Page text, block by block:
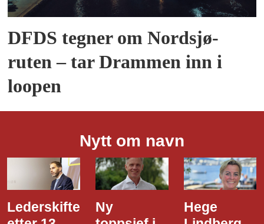
DFDS tegner om Nordsjø-
ruten – tar Drammen inn i
loopen
Nytt om navn
Ny
Hege
Dette er